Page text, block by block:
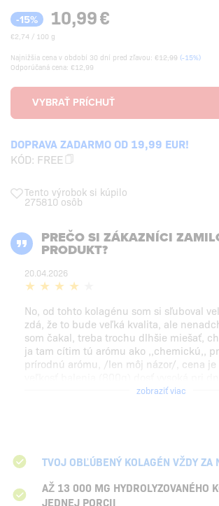
-15% 10,99€
€2,74 / 100 g
Najnižšia cena v období 30 dní pred zľavou: €12,99 (-15%)
Odporúčaná cena: €12,99
DOPRAVA ZADARMO OD 19,99 EUR!
KÓD: FREE
Tento výrobok si kúpilo
275810 osôb
PREČO SI ZÁKAZNÍCI
PRODUKT?
20.04.2026
No, od tohto kolagénu som si sľuboval
zdá, že to bude veľká kvalita, ale
som čakal, treba trochu dlhšie miešať,
ja tam cítim tú arómu ako ,,chemickú,,
prírodnú arómu, /len môj názor/, cena je
konkurencie schopnosti a myslím si, že
zobraziť viac
TVOJ OBĽÚBENÝ KOLAGÉN VŽDY ZA
AŽ 13 000 MG HYDROLYZOVANÉHO
JEDNEJ PORCII